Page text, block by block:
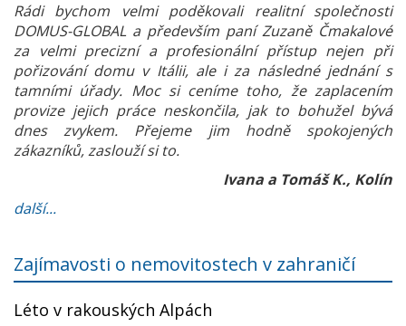
Rádi bychom velmi poděkovali realitní společnosti
DOMUS-GLOBAL a především paní Zuzaně Čmakalové
za velmi precizní a profesionální přístup nejen při
pořizování domu v Itálii, ale i za následné jednání s
tamními úřady. Moc si ceníme toho, že zaplacením
provize jejich práce neskončila, jak to bohužel bývá
dnes zvykem. Přejeme jim hodně spokojených
zákazníků, zaslouží si to.
Ivana a Tomáš K., Kolín
další...
Zajímavosti o nemovitostech v zahraničí
Léto v rakouských Alpách